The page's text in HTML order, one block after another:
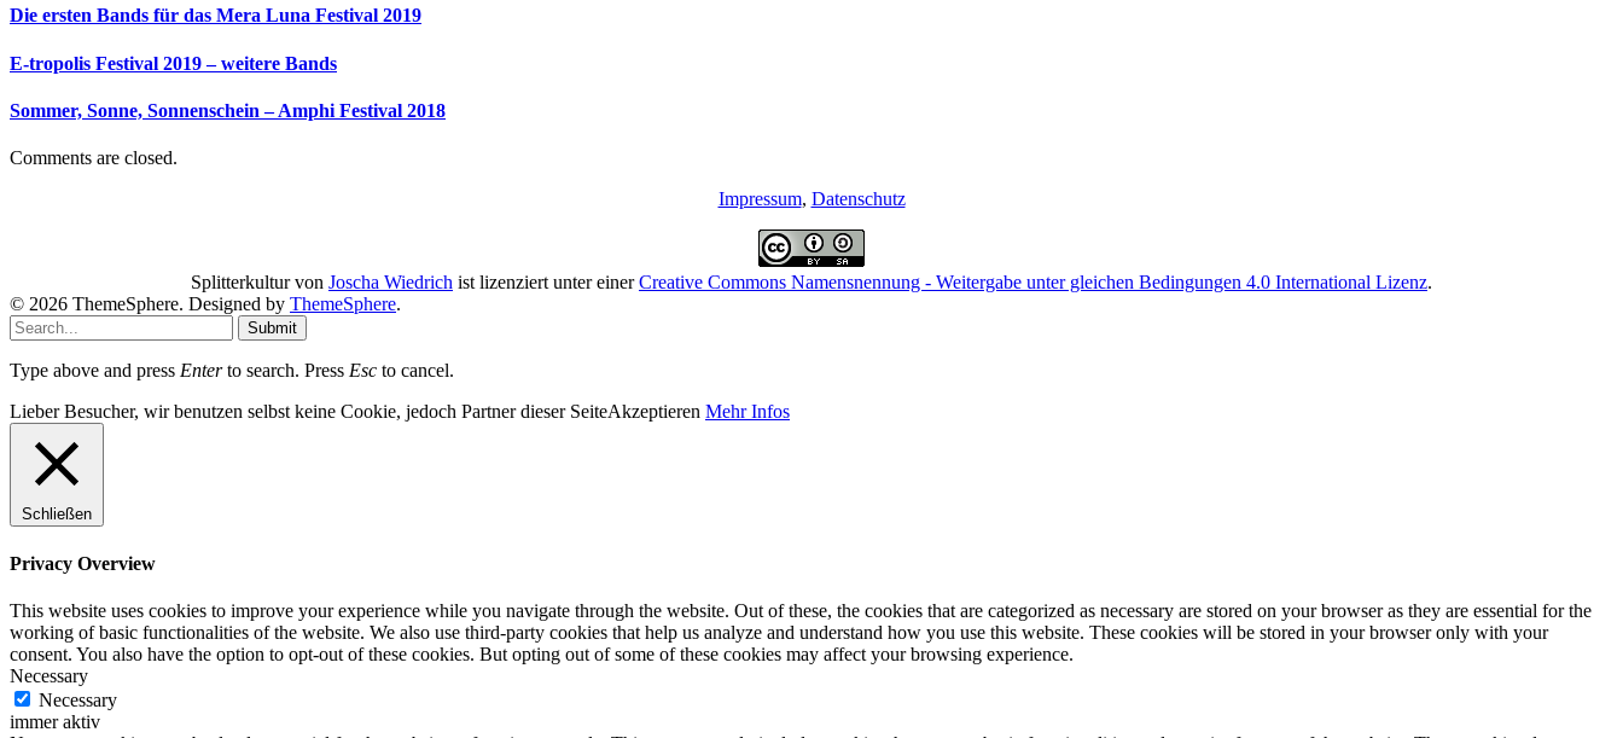
Die ersten Bands für das Mera Luna Festival 2019
E-tropolis Festival 2019 – weitere Bands
Sommer, Sonne, Sonnenschein – Amphi Festival 2018
Comments are closed.
Impressum, Datenschutz
Splitterkulturvon Joscha Wiedrich ist lizenziert unter einerCreative Commons Namensnennung - Weitergabe unter gleichen Bedingungen 4.0 International Lizenz.
© 2026 ThemeSphere. Designed by ThemeSphere.
Submit
Type above and press Enterto search. Press Esc to cancel.
Lieber Besucher, wir benutzen selbst keine Cookie, jedoch Partner dieser SeiteAkzeptieren Mehr Infos
Schließen
Privacy Overview
This website uses cookies to improve your experience while you navigate through the website. Out of these, the cookies that are categorized as necessary are stored on your browser as they are essential for the
working of basic functionalities of the website. We also use third-party cookies that help us analyze and understand how you use this website. These cookies will be stored in your browser only with your
consent. You also have the option to opt-out of these cookies. But opting out of some of these cookies may affect your browsing experience.
Necessary
Necessary
immer aktiv